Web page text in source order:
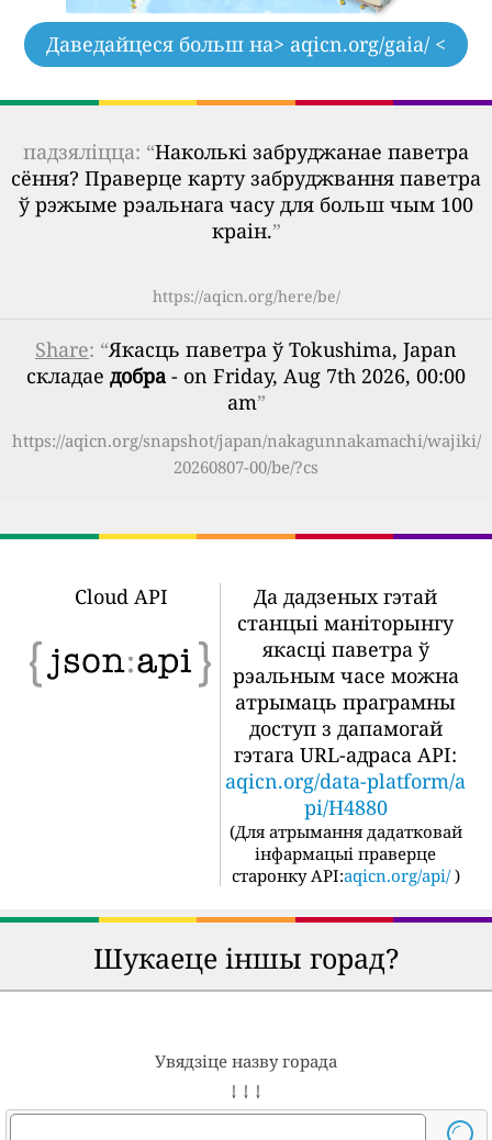
Даведайцеся больш на> aqicn.org/gaia/ <
падзяліцца: “Наколькі забруджанае паветра
сёння? Праверце карту забруджвання паветра
ў рэжыме рэальнага часу для больш чым 100
краін.”
https://aqicn.org/here/be/
Share: “Якасць паветра ў Tokushima, Japan
складае добра - on Friday, Aug 7th 2026, 00:00
am”
https://aqicn.org/snapshot/japan/nakagunnakamachi/wajiki/
20260807-00/be/?cs
Cloud API
Да дадзеных гэтай
станцыі маніторынгу
якасці паветра ў
рэальным часе можна
атрымаць праграмны
доступ з дапамогай
гэтага URL-адраса API:
aqicn.org/data-platform/a
pi/H4880
(Для атрымання дадатковай
інфармацыі праверце
старонку API:aqicn.org/api/ )
Шукаеце іншы горад?
Увядзіце назву горада
↓ ↓ ↓